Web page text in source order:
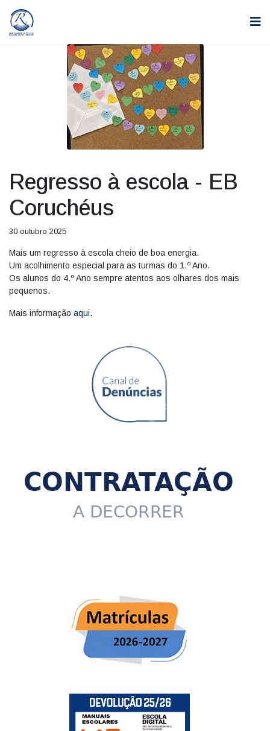
Regresso à escola - EB
Coruchéus
30 outubro 2025
Mais um regresso à escola cheio de boa energia.
Um acolhimento especial para as turmas do 1.º Ano.
Os alunos do 4.º Ano sempre atentos aos olhares dos mais
pequenos.
Mais informação aqui.